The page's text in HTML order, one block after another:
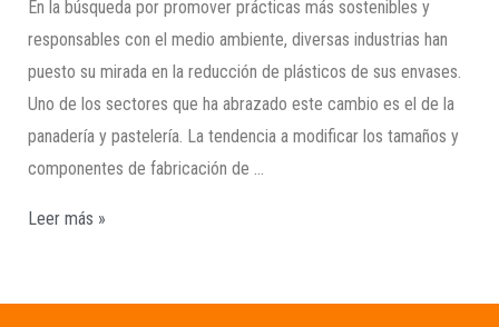
En la búsqueda por promover prácticas más sostenibles y
responsables con el medio ambiente, diversas industrias han
puesto su mirada en la reducción de plásticos de sus envases.
Uno de los sectores que ha abrazado este cambio es el de la
panadería y pastelería. La tendencia a modificar los tamaños y
componentes de fabricación de …
Leer más »